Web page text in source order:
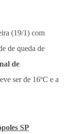
(19/1) com
de queda de
de
ser de 16ºC e a
SP